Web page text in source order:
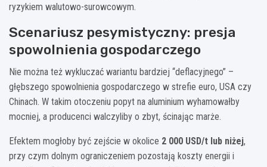
ryzykiem walutowo-surowcowym.
Scenariusz pesymistyczny: presja
spowolnienia gospodarczego
Nie można też wykluczać wariantu bardziej “deflacyjnego” –
głębszego spowolnienia gospodarczego w strefie euro, USA czy
Chinach. W takim otoczeniu popyt na aluminium wyhamowałby
mocniej, a producenci walczyliby o zbyt, ścinając marże.
Efektem mogłoby być zejście w okolice 2 000 USD/t lub niżej,
przy czym dolnym ograniczeniem pozostają koszty energii i